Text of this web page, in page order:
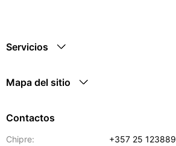
Servicios
Mapa del sitio
Contactos
Chipre:
+357 25 123889